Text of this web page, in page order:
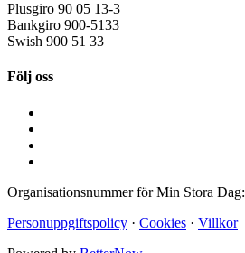
Plusgiro 90 05 13-3
Bankgiro 900-5133
Swish 900 51 33
Följ oss
Organisationsnummer för Min Stora Dag:
Personuppgiftspolicy · Cookies · Villkor